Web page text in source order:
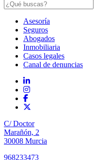
Asesoría
Seguros
Abogados
Inmobiliaria
Casos legales
Canal de denuncias
C/ Doctor
Marañón, 2
30008 Murcia
968233473